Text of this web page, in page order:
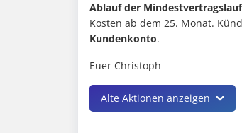
Ablauf der
Kosten ab dem 25. Monat.
Kundenkonto.
Euer Christoph
Alte Aktionen anzeigen